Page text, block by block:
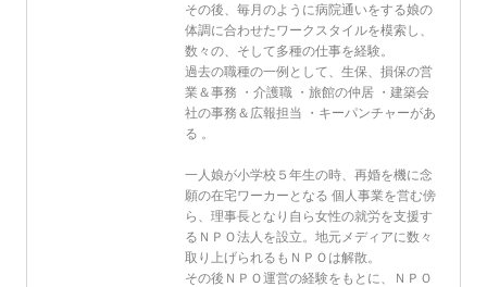
その後、毎月のように病院通いをする娘の
体調に合わせたワークスタイルを模索し、
数々の、そして多種の仕事を経験。
過去の職種の一例として、生保、損保の営
業＆事務 ・介護職 ・旅館の仲居 ・建築会
社の事務＆広報担当 ・キーパンチャーがあ
る 。
一人娘が小学校５年生の時、再婚を機に念
願の在宅ワーカーとなる 個人事業を営む傍
ら、理事長となり自ら女性の就労を支援す
るＮＰＯ法人を設立。地元メディアに数々
取り上げられるもＮＰＯは解散。
その後ＮＰＯ運営の経験をもとに、ＮＰＯ